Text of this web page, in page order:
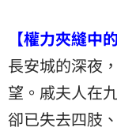
【權力夾縫中
長安城的深夜
望。戚夫人在
卻已失去四肢